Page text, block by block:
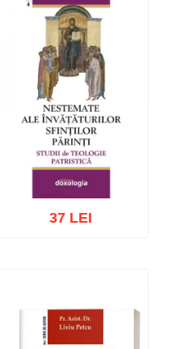
37 LEI